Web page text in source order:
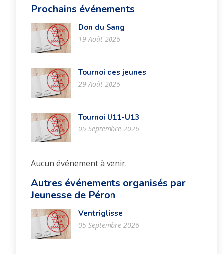
Prochains événements
Don du Sang
19 Août 2026
Tournoi des jeunes
29 Août 2026
Tournoi U11-U13
05 Septembre 2026
Aucun événement à venir.
Autres événements organisés par
Jeunesse de Péron
Ventriglisse
05 Septembre 2026